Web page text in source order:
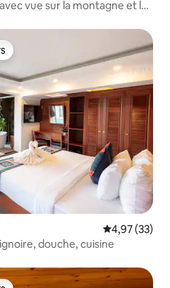
vue sur la montagne et les
plus appréciés
Évaluation
4,97 (33)
douche, cuisine